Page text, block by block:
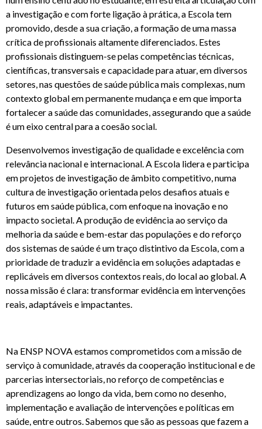
a investigação e com forte ligação à prática, a Escola tem
promovido, desde a sua criação, a formação de uma massa
crítica de profissionais altamente diferenciados. Estes
profissionais distinguem-se pelas competências técnicas,
científicas, transversais e capacidade para atuar, em diversos
setores, nas questões de saúde pública mais complexas, num
contexto global em permanente mudança e em que importa
fortalecer a saúde das comunidades, assegurando que a saúde
é um eixo central para a coesão social.
Desenvolvemos investigação de qualidade e excelência com
relevância nacional e internacional. A Escola lidera e participa
em projetos de investigação de âmbito competitivo, numa
cultura de investigação orientada pelos desafios atuais e
futuros em saúde pública, com enfoque na inovação e no
impacto societal. A produção de evidência ao serviço da
melhoria da saúde e bem-estar das populações e do reforço
dos sistemas de saúde é um traço distintivo da Escola, com a
prioridade de traduzir a evidência em soluções adaptadas e
replicáveis em diversos contextos reais, do local ao global. A
nossa missão é clara: transformar evidência em intervenções
reais, adaptáveis e impactantes.
Na ENSP NOVA estamos comprometidos com a missão de
serviço à comunidade, através da cooperação institucional e de
parcerias intersectoriais, no reforço de competências e
aprendizagens ao longo da vida, bem como no desenho,
implementação e avaliação de intervenções e políticas em
saúde, entre outros. Sabemos que são as pessoas que fazem a